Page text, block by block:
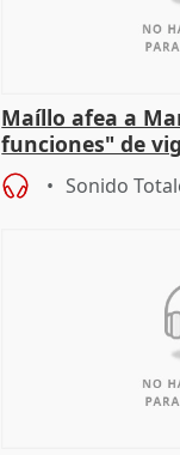
Maíllo afea a
funciones" de
con Ceuta
Sonido